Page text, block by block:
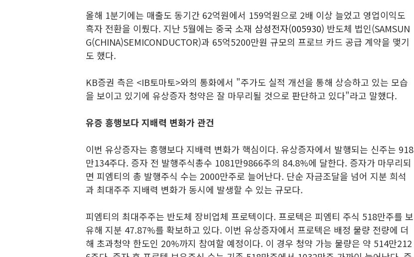
올해 1분기에는 매출도 동기간 62억원에서 159억원으로 2배 이상 늘었고 영업이익도
흑자 전환을 이뤘다. 지난 5월에는 중국 소재 삼성전자(005930) 반도체 법인(SAMSUN
G(CHINA)SEMICONDUCTOR)과 65억5200만원 규모의 프로브 카드 공급 계약을 맺기
도 했다.
KB증권 측은 <IB토마토>와의 통화에서 "주가도 실적 개선을 통해 상승하고 있는 모습
을 보이고 있기에 유상증자 청약은 잘 마무리될 것으로 판단하고 있다"라고 말했다.
유증 흥행보다 지배력 변화가 관건
이번 유상증자는 흥행보다 지배력 변화가 핵심이다. 유상증자에서 발행되는 신주는 918
만134주다. 증자 전 발행주식총수 1081만9866주의 84.8%에 달한다. 증자가 마무리되
면 피엠티의 총 발행주식 수는 2000만주로 늘어난다. 단순 자금조달을 넘어 지분 희석
과 최대주주 지배력 변화가 동시에 발생할 수 있는 규모다.
피엠티의 최대주주는 반도체 장비업체 프로텍이다. 프로텍은 피엠티 주식 518만주를 보
유해 지분 47.87%를 확보하고 있다. 이번 유상증자에서 프로텍은 배정 물량 전량에 더
해 초과청약 한도인 20%까지 참여할 예정이다. 이 경우 청약 가능 물량은 약 514만212